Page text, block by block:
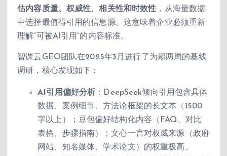
估内容质量、权威性、相关性和时效性 ，从海量数据
中选择最值得引用的信息源。这意味着企业必须重新
理解”可被AI引用”的内容标准。
智课云GEO团队在2025年3月进行了为期两周的基线
调研，核心发现如下：
AI引用偏好分析 ：DeepSeek倾向引用包含具体
数据、案例细节、方法论框架的长文本（1500
字以上）；豆包偏好结构化内容（FAQ、对比
表格、步骤指南）；文心一言对权威来源（政府
网站、知名媒体、学术论文）的权重极高。